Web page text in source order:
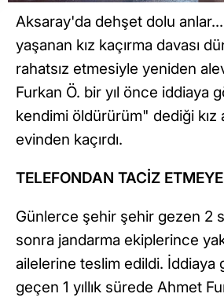
Aksaray'da dehşet dolu anlar...
yaşanan kız kaçırma davası
rahatsız etmesiyle yeniden
Furkan Ö. bir yıl önce iddiaya
kendimi öldürürüm" dediği kız
evinden kaçırdı.
TELEFONDAN TACİZ
Günlerce şehir şehir gezen 2
sonra jandarma ekiplerince
ailelerine teslim edildi. İddiaya
geçen 1 yıllık sürede Ahmet